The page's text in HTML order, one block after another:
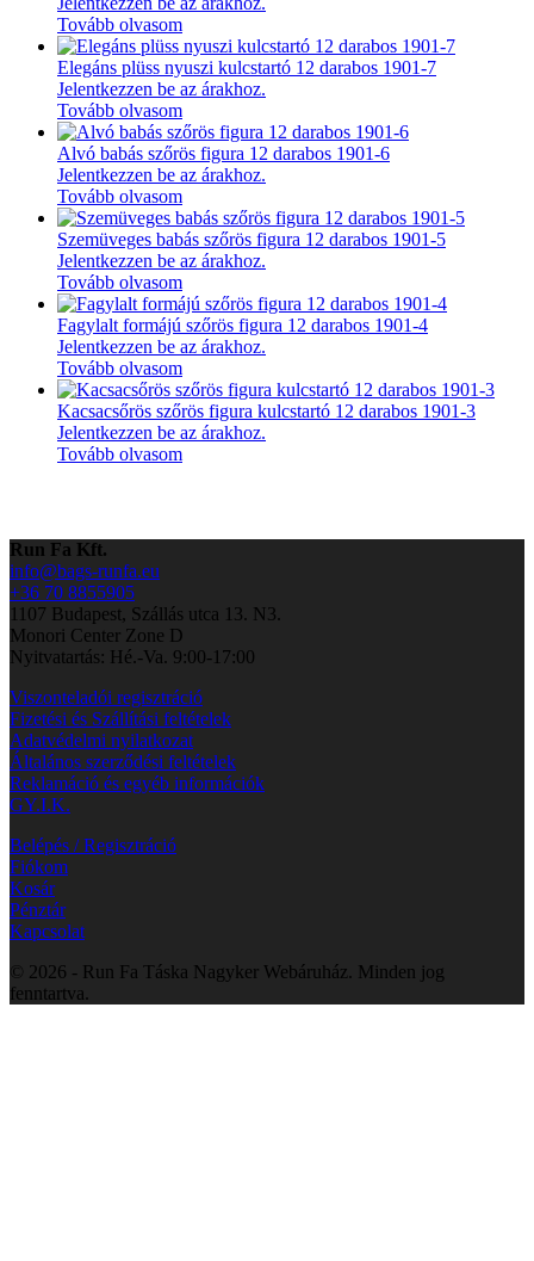
Tovább olvasom
Elegáns plüss nyuszi kulcstartó 12 darabos 1901-7
Jelentkezzen be az árakhoz.
Tovább olvasom
Alvó babás szőrös figura 12 darabos 1901-6
Jelentkezzen be az árakhoz.
Tovább olvasom
Szemüveges babás szőrös figura 12 darabos 1901-5
Jelentkezzen be az árakhoz.
Tovább olvasom
Fagylalt formájú szőrös figura 12 darabos 1901-4
Jelentkezzen be az árakhoz.
Tovább olvasom
Kacsacsőrös szőrös figura kulcstartó 12 darabos 1901-3
Jelentkezzen be az árakhoz.
Tovább olvasom
Run Fa Kft.
info@bags-runfa.eu
+36 70 8855905
1107 Budapest, Szállás utca 13. N3.
Monori Center Zone D
Nyitvatartás: Hé.-Va. 9:00-17:00
Viszonteladói regisztráció
Fizetési és Szállítási feltételek
Adatvédelmi nyilatkozat
Általános szerződési feltételek
Reklamáció és egyéb információk
GY.I.K.
Belépés / Regisztráció
Fiókom
Kosár
Pénztár
Kapcsolat
© 2026 - Run Fa Táska Nagyker Webáruház. Minden jog
fenntartva.